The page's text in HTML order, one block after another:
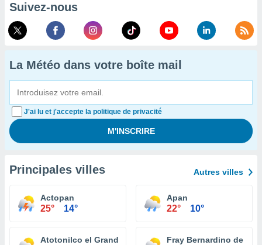
Suivez-nous
La Météo dans votre boîte mail
J'ai lu et j'accepte la politique de privacité
Principales villes Autres villes
Actopan
25° 14°
Apan
22° 10°
Atotonilco el Grande Fray Bernardino de